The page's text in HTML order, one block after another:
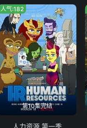
第10集完结
人气:182
人力资源 第一季